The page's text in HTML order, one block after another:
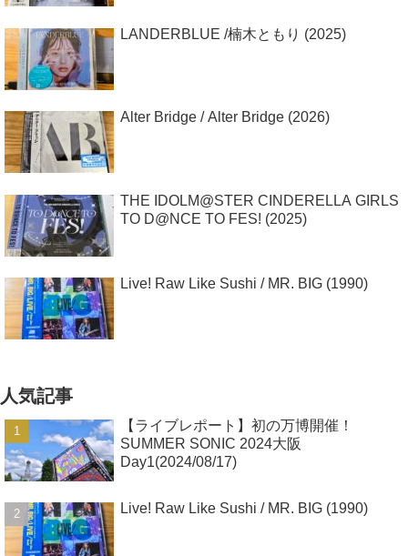
LANDERBLUE /楠木ともり (2025)
Alter Bridge / Alter Bridge (2026)
THE IDOLM@STER CINDERELLA GIRLS
TO D@NCE TO FES! (2025)
Live! Raw Like Sushi / MR. BIG (1990)
人気記事
【ライブレポート】初の万博開催！
SUMMER SONIC 2024大阪
Day1(2024/08/17)
Live! Raw Like Sushi / MR. BIG (1990)